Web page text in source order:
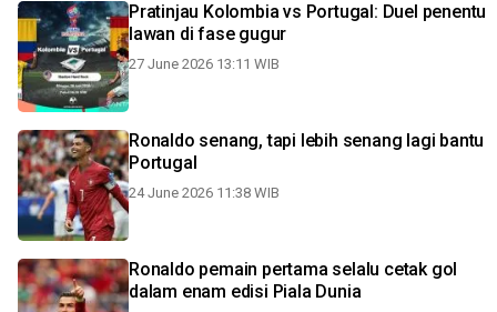
Pratinjau Kolombia vs Portugal: Duel penentu
lawan di fase gugur
27 June 2026 13:11 WIB
Ronaldo senang, tapi lebih senang lagi bantu
Portugal
24 June 2026 11:38 WIB
Ronaldo pemain pertama selalu cetak gol
dalam enam edisi Piala Dunia